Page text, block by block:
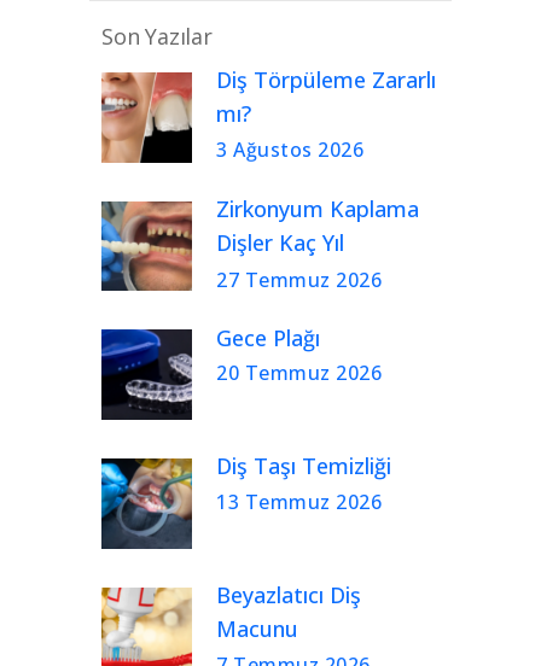
Son Yazılar
Diş Törpüleme Zararlı
mı?
3 Ağustos 2026
Zirkonyum Kaplama
Dişler Kaç Yıl
Kullanılır?
27 Temmuz 2026
Gece Plağı
20 Temmuz 2026
Diş Taşı Temizliği
13 Temmuz 2026
Beyazlatıcı Diş
Macunu